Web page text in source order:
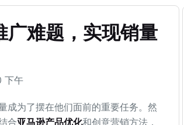
广难题，实现销量
下午
成为了摆在他们面前的重要任务。然
合亚马逊产品优化和创意营销方法，